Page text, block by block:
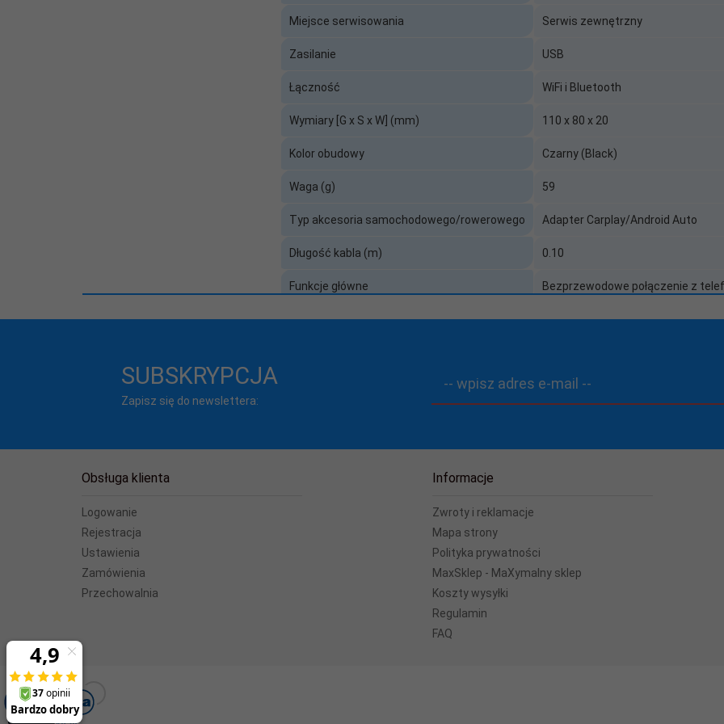
Miejsce serwisowania Serwis zewnętrzny
Zasilanie USB
Łączność WiFi i Bluetooth
Wymiary [G x S x W] (mm) 110 x 80 x 20
Kolor obudowy Czarny (Black)
Waga (g) 59
Typ akcesoria samochodowego/rowerowego Adapter Carplay/Android Auto
Długość kabla (m) 0.10
Funkcje główne Bezprzewodowe połączenie z
Złącze zasilania USB Typ-A
Nie
Nie
USB Typ-A
SUBSKRYPCJA
Zapisz się do newslettera:
-- wpisz adres e-mail --
Obsługa klienta
Logowanie
Rejestracja
Ustawienia
Zamówienia
Przechowalnia
Informacje
Zwroty i reklamacje
Mapa strony
Polityka prywatności
MaxSklep - MaXymalny sklep
Koszty wysyłki
Regulamin
FAQ